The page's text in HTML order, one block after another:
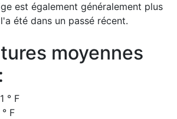
est également généralement plus
été dans un passé récent.
moyennes
° F
F